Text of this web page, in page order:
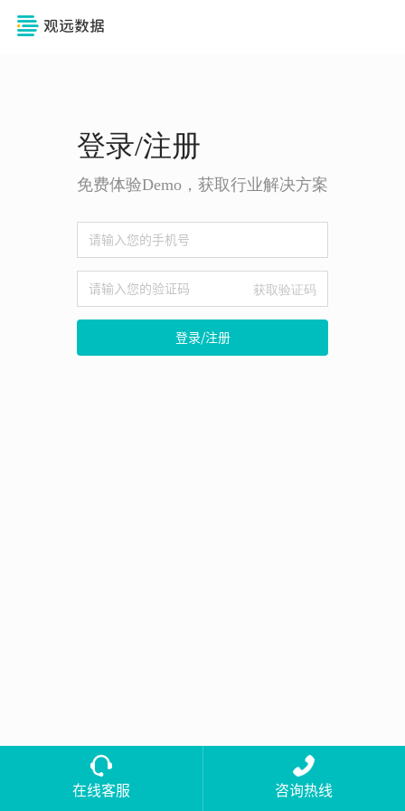
登录/注册
免费体验Demo，获取行业解决方案
获取验证码
登录/注册
在线客服 咨询热线